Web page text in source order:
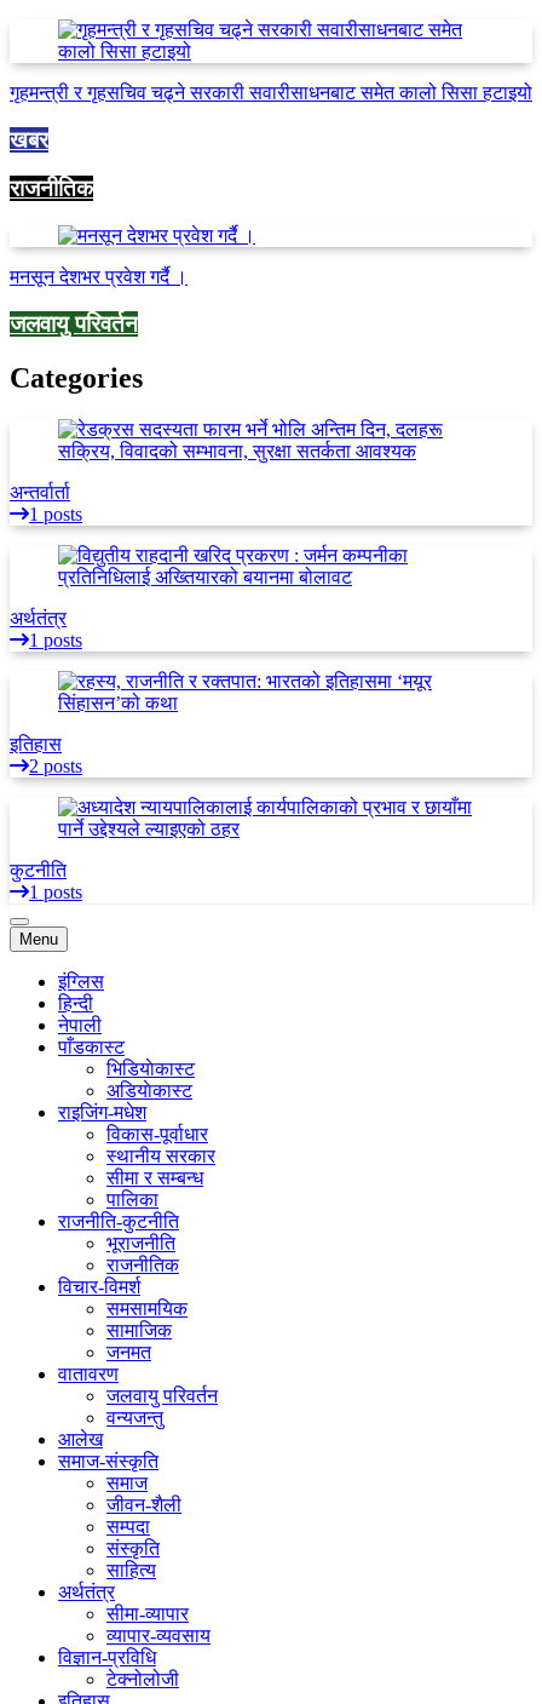
गृहमन्त्री र गृहसचिव चढ्ने सरकारी सवारीसाधनबाट समेत कालो सिसा हटाइयो
खबर
राजनीतिक
मनसून देशभर प्रवेश गर्दै ।
जलवायु परिवर्तन
Categories
अन्तर्वार्ता
1 posts
अर्थतंत्र
1 posts
इतिहास
2 posts
कुटनीति
1 posts
Menu
इंग्लिस
हिन्दी
नेपाली
पाँडकास्ट
भिडियाेकास्ट
अडियाेकास्ट
राइजिंग-मधेश
विकास-पूर्वाधार
स्थानीय सरकार
सीमा र सम्बन्ध
पालिका
राजनीति-कुटनीति
भूराजनीति
राजनीतिक
विचार-विमर्श
समसामयिक
सामाजिक
जनमत
वातावरण
जलवायु परिवर्तन
वन्यजन्तु
आलेख
समाज-संस्कृति
समाज
जीवन-शैली
सम्पदा
संस्कृति
साहित्य
अर्थतंत्र
सीमा-व्यापार
व्यापार-व्यवसाय
विज्ञान-प्रविधि
टेक्नोलोजी